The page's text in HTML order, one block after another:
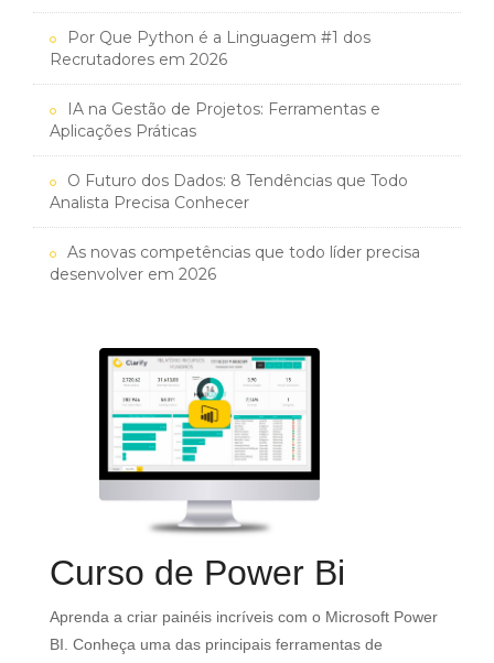
Por Que Python é a Linguagem #1 dos
Recrutadores em 2026
IA na Gestão de Projetos: Ferramentas e
Aplicações Práticas
O Futuro dos Dados: 8 Tendências que Todo
Analista Precisa Conhecer
As novas competências que todo líder precisa
desenvolver em 2026
Curso de Power Bi
Aprenda a criar painéis incríveis com o Microsoft Power
BI. Conheça uma das principais ferramentas de